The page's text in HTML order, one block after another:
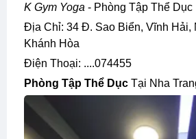
K Gym Yoga - Phòng Tập Thể Dục
Địa Chỉ: 34 Đ. Sao Biển, Vĩnh Hải, Nha Trang,
Khánh Hòa
Điện Thoại: ....074455
Phòng Tập Thể Dục Tại Nha